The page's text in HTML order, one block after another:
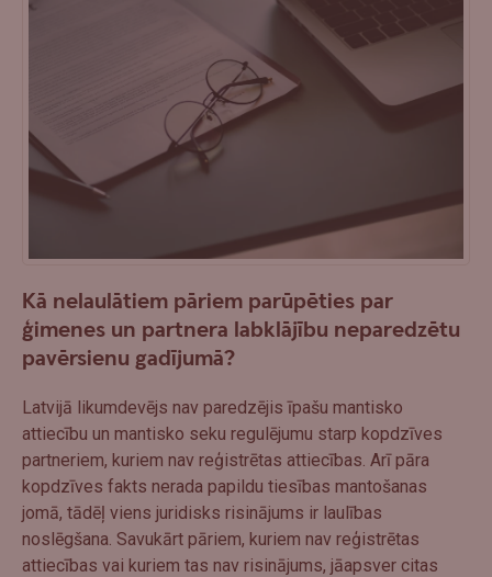
Kā nelaulātiem pāriem parūpēties par
ģimenes un partnera labklājību neparedzētu
pavērsienu gadījumā?
Latvijā likumdevējs nav paredzējis īpašu mantisko
attiecību un mantisko seku regulējumu starp kopdzīves
partneriem, kuriem nav reģistrētas attiecības. Arī pāra
kopdzīves fakts nerada papildu tiesības mantošanas
jomā, tādēļ viens juridisks risinājums ir laulības
noslēgšana. Savukārt pāriem, kuriem nav reģistrētas
attiecības vai kuriem tas nav risinājums, jāapsver citas